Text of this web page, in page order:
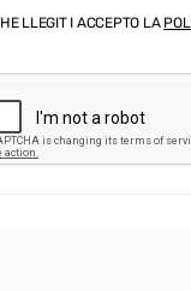
HE LLEGIT I ACCEPTO LA